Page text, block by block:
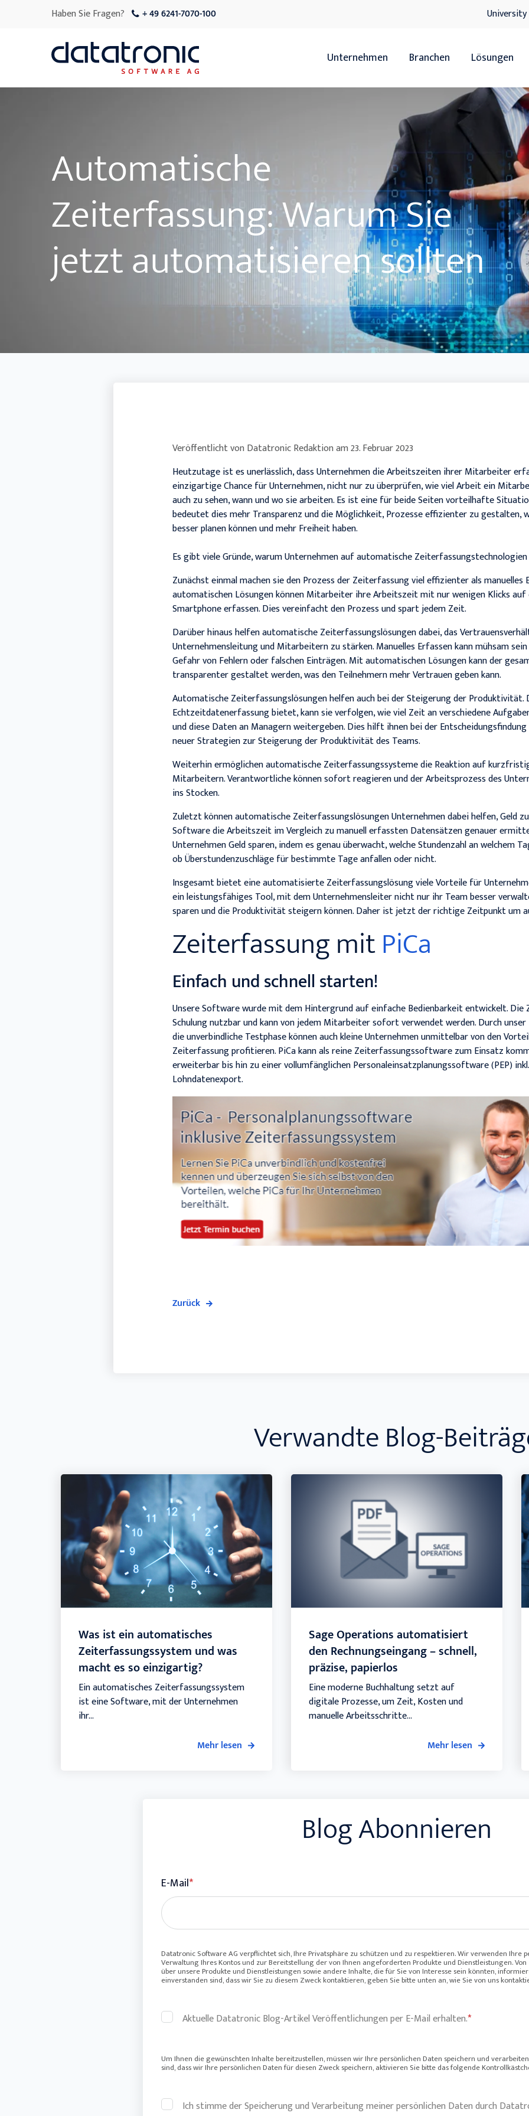
Haben Sie Fragen? + 49 6241-7070-100 University
Unternehmen Branchen
Übersicht
Servicedienstleister
Hersteller
Handwerk
Lösungen
Übersicht
HR
xRM
DMS
IT-
Handwerk
Automatische
Zeiterfassung: Warum Sie
jetzt automatisieren sollten
Veröffentlicht vonDatatronic Redaktionam23. Februar 2023
Heutzutage ist es unerlässlich, dass Unternehmen die Arbeitszeiten ihrer Mitarbeiter
einzigartige Chance für Unternehmen, nicht nur zu überprüfen, wie viel Arbeit ein
auch zu sehen, wann und wo sie arbeiten. Es ist eine für beide Seiten vorteilhafte
bedeutet dies mehr Transparenz und die Möglichkeit, Prozesse effizienter zu gestalten,
besser planen können und mehr Freiheit haben.
Es gibt viele Gründe, warum Unternehmen auf automatische
Zunächst einmal machen sie den Prozess der Zeiterfassung viel effizienter als manuelles
automatischen Lösungen können Mitarbeiter ihre Arbeitszeit mit nur wenigen Klicks
Smartphone erfassen. Dies vereinfacht den Prozess und spart jedem Zeit.
Darüber hinaus helfen automatische Zeiterfassungslösungen dabei, das
Unternehmensleitung und Mitarbeitern zu stärken. Manuelles Erfassen kann mühsam
Gefahr von Fehlern oder falschen Einträgen. Mit automatischen Lösungen kann der
transparenter gestaltet werden, was den Teilnehmern mehr Vertrauen geben kann.
Automatische Zeiterfassungslösungen helfen auch bei der Steigerung der Produktivität.
Echtzeitdatenerfassung bietet, kann sie verfolgen, wie viel Zeit an verschiedene
und diese Daten an Managern weitergeben. Dies hilft ihnen bei der
neuer Strategien zur Steigerung der Produktivität des Teams.
Weiterhin ermöglichen automatische Zeiterfassungssysteme die Reaktion auf
Mitarbeitern. Verantwortliche können sofort reagieren und der Arbeitsprozess des
ins Stocken.
Zuletzt können automatische Zeiterfassungslösungen Unternehmen dabei helfen, Geld
Software die Arbeitszeit im Vergleich zu manuell erfassten Datensätzen genauer
Unternehmen Geld sparen, indem es genau überwacht, welche Stundenzahl an welchem
ob Überstundenzuschläge für bestimmte Tage anfallen oder nicht.
Insgesamt bietet eine automatisierte Zeiterfassungslösung viele Vorteile für
ein leistungsfähiges Tool, mit dem Unternehmensleiter nicht nur ihr Team besser
sparen und die Produktivität steigern können. Daher ist jetzt der richtige Zeitpunkt um
Zeiterfassung mitPiCa
Einfach und schnell starten!
Unsere Software wurde mit dem Hintergrund auf einfache Bedienbarkeit entwickelt. Die
Schulung nutzbar und kann von jedem Mitarbeiter sofort verwendet werden. Durch
die unverbindliche Testphase können auch kleine Unternehmen unmittelbar von den
Zeiterfassung profitieren. PiCa kann als reine Zeiterfassungssoftware zum Einsatz
erweiterbar bis hin zu einer vollumfänglichen Personaleinsatzplanungssoftware (PEP)
Lohndatenexport.
Zurück
Verwandte Blog-
Was ist ein automatisches
Zeiterfassungssystem und was
macht es so einzigartig?
Ein automatisches Zeiterfassungssystem
ist eine Software, mit der Unternehmen
ihr...
Mehr lesen
Sage Operations automatisiert
den Rechnungseingang – schnell,
präzise, papierlos
Eine moderne Buchhaltung setzt auf
digitale Prozesse, um Zeit, Kosten und
manuelle Arbeitsschritte...
Mehr lesen
Blog Abonnieren
E-Mail*
Datatronic Software AG verpflichtet sich, Ihre Privatsphäre zu schützen und zu respektieren. Wir verwenden Ihre
Verwaltung Ihres Kontos und zur Bereitstellung der von Ihnen angeforderten Produkte und Dienstleistungen.
über unsere Produkte und Dienstleistungen sowie andere Inhalte, die für Sie von Interesse sein könnten,
einverstanden sind, dass wir Sie zu diesem Zweck kontaktieren, geben Sie bitte unten an, wie Sie von uns
Aktuelle Datatronic Blog-Artikel Veröffentlichungen per E-Mail erhalten.*
Um Ihnen die gewünschten Inhalte bereitzustellen, müssen wir Ihre persönlichen Daten speichern und
sind, dass wir Ihre persönlichen Daten für diesen Zweck speichern, aktivieren Sie bitte das folgende
Ich stimme der Speicherung und Verarbeitung meiner persönlichen Daten durch